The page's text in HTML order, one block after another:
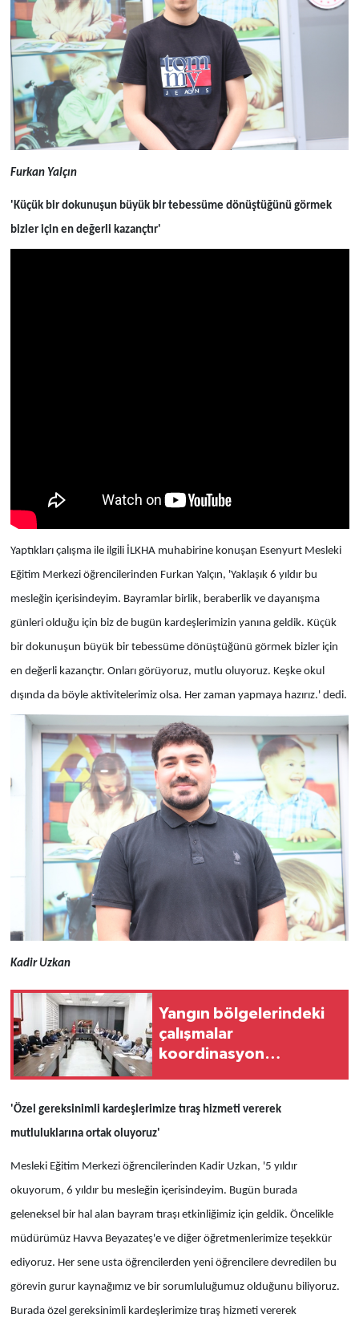
Furkan Yalçın
'Küçük bir dokunuşun büyük bir tebessüme dönüştüğünü görmek
bizler için en değerli kazançtır'
Yaptıkları çalışma ile ilgili İLKHA muhabirine konuşan Esenyurt Mesleki
Eğitim Merkezi öğrencilerinden Furkan Yalçın, 'Yaklaşık 6 yıldır bu
mesleğin içerisindeyim. Bayramlar birlik, beraberlik ve dayanışma
günleri olduğu için biz de bugün kardeşlerimizin yanına geldik. Küçük
bir dokunuşun büyük bir tebessüme dönüştüğünü görmek bizler için
en değerli kazançtır. Onları görüyoruz, mutlu oluyoruz. Keşke okul
dışında da böyle aktivitelerimiz olsa. Her zaman yapmaya hazırız.' dedi.
Kadir Uzkan
Yangın bölgelerindeki
çalışmalar
koordinasyon
'Özel gereksinimli kardeşlerimize tıraş hizmeti vererek
mutluluklarına ortak oluyoruz'
Mesleki Eğitim Merkezi öğrencilerinden Kadir Uzkan, '5 yıldır
okuyorum, 6 yıldır bu mesleğin içerisindeyim. Bugün burada
geleneksel bir hal alan bayram tıraşı etkinliğimiz için geldik. Öncelikle
müdürümüz Havva Beyazateş'e ve diğer öğretmenlerimize teşekkür
ediyoruz. Her sene usta öğrencilerden yeni öğrencilere devredilen bu
görevin gurur kaynağımız ve bir sorumluluğumuz olduğunu biliyoruz.
Burada özel gereksinimli kardeşlerimize tıraş hizmeti vererek